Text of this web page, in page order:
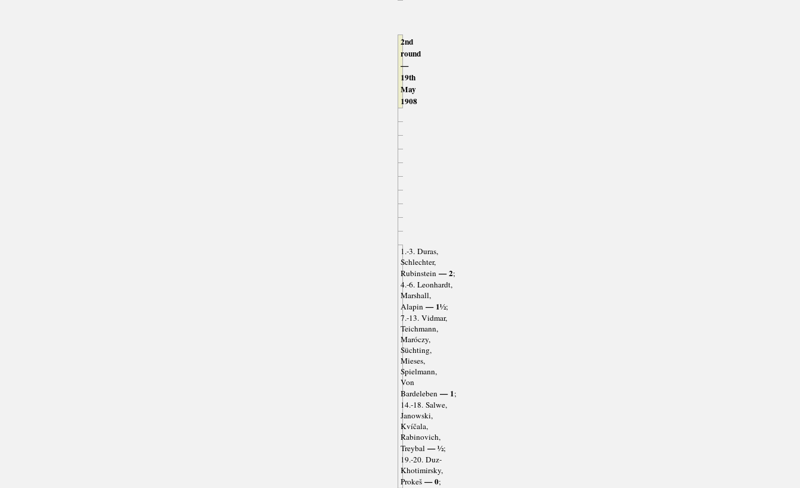
2nd
round
—
19th
May
1908
1.-3. Duras,
Schlechter,
Rubinstein— 2;
4.-6. Leonhardt,
Marshall,
Alapin— 1½;
7.-13. Vidmar,
Teichmann,
Maróczy,
Süchting,
Mieses,
Spielmann,
Von
Bardeleben— 1;
14.-18. Salwe,
Janowski,
Kvíčala,
Rabinovich,
Treybal— ½;
19.-20. Duz-
Khotimirsky,
Prokeš— 0;